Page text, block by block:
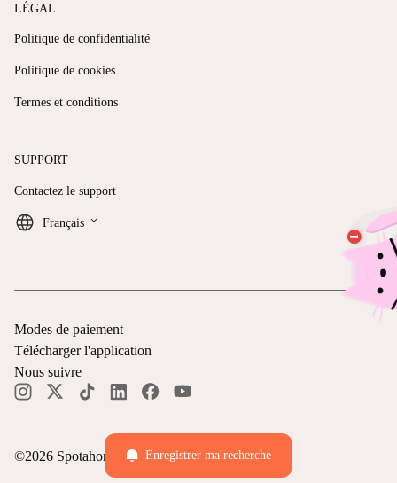
Enregistrer ma recherche
LÉGAL
Politique de confidentialité
Politique de cookies
Termes et conditions
SUPPORT
Contactez le support
Français keyboard_arrow_down
©2026 Spotahome — Tous droits réservés
Modes de paiement
Télécharger l'application
Nous suivre